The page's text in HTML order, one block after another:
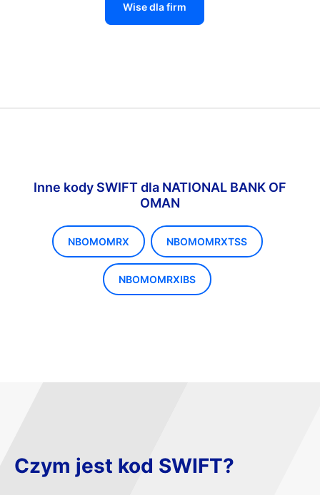
Wise dla firm
Inne kody SWIFT dla NATIONAL BANK OF
OMAN
NBOMOMRX NBOMOMRXTSS
NBOMOMRXIBS
Czym jest kod SWIFT?